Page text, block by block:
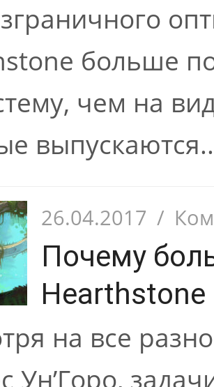
больше
чем на
26.04.2017 /
Почему
Hearthstone
на все
Ун’Горо,